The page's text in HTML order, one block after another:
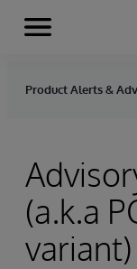
Skip to content
Menu
Product Alerts &
(a.k.a
variant)